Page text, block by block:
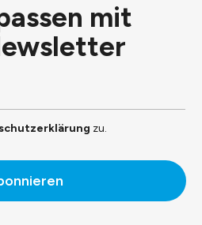
mit
zu.